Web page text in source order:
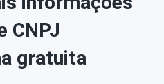
CNPJ
gratuita